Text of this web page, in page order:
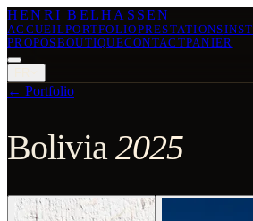
HENRI BELHASSEN
ACCUEILPORTFOLIOPRESTATIONS
PROPOSBOUTIQUECONTACTPANIER
← Portfolio
Bolivia 2025